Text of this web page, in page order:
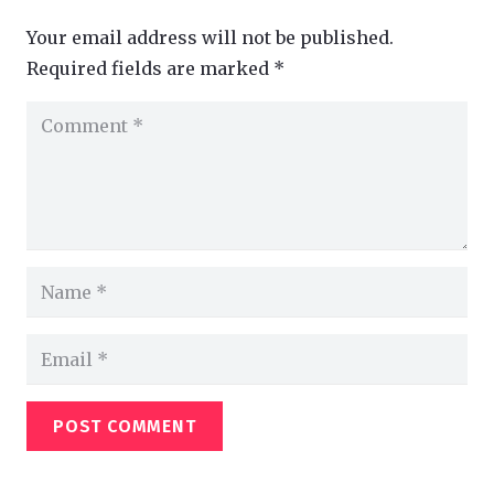
Your email address will not be published.
Required fields are marked *
POST COMMENT